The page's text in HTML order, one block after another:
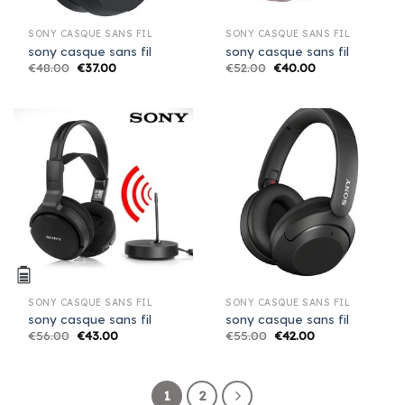
SONY CASQUE SANS FIL
sony casque sans fil
€48.00 €37.00
SONY CASQUE SANS FIL
sony casque sans fil
€52.00 €40.00
SONY CASQUE SANS FIL
sony casque sans fil
€56.00 €43.00
SONY CASQUE SANS FIL
sony casque sans fil
€55.00 €42.00
1 2